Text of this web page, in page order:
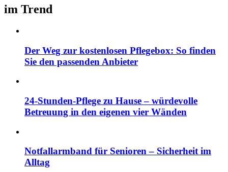
im Trend
Der Weg zur kostenlosen Pflegebox: So finden
Sie den passenden Anbieter
24-Stunden-Pflege zu Hause – würdevolle
Betreuung in den eigenen vier Wänden
Notfallarmband für Senioren – Sicherheit im
Alltag